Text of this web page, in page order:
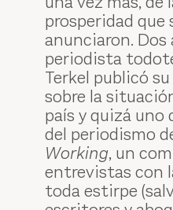
prosperidad que
anunciaron. Dos
periodista
Terkel publicó
sobre la
país y quizá uno
del periodismo
Working, un
entrevistas con
toda estirpe